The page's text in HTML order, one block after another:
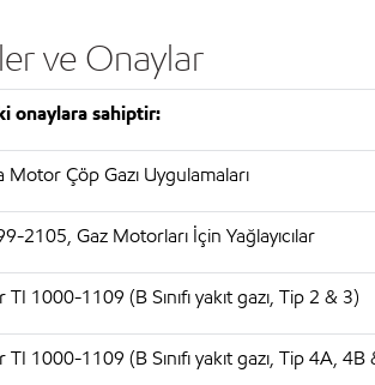
ve Onaylar
onaylara sahiptir:
Çöp Gazı Uygulamaları
2105, Gaz Motorları İçin Yağlayıcılar
1000-1109 (B Sınıfı yakıt gazı, Tip 2 & 3)
1000-1109 (B Sınıfı yakıt gazı, Tip 4A, 4B